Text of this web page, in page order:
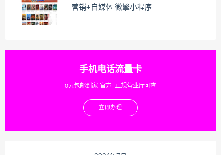
营销+自媒体 微擎小程序
手机电话流量卡
0元包邮到家-官方+正规营业厅可查
立即办理